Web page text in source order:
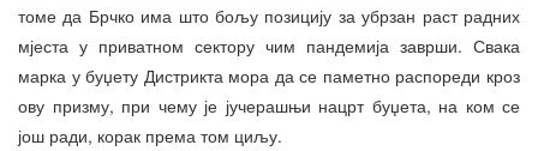
томе да Брчко има што бољу позицију за убрзан раст радних
мјеста у приватном сектору чим пандемија заврши. Свака
марка у буџету Дистрикта мора да се паметно распореди кроз
ову призму, при чему је јучерашњи нацрт буџета, на ком се
још ради, корак према том циљу.